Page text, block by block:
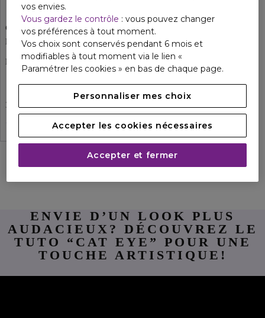
GIVENCHY
KHÔL COUTURE WATERPROOF
Eyeliner Rétractable
28,30 €
3 teintes
ENVIE D’UN LOOK PLUS
AUDACIEUX? DÉCOUVREZ LE
TUTO “CAT EYE” POUR UNE
TOUCHE ARTISTIQUE!
vos envies.
Vous gardez le contrôle : vous pouvez changer
vos préférences à tout moment.
Vos choix sont conservés pendant 6 mois et
modifiables à tout moment via le lien «
Paramétrer les cookies » en bas de chaque page.
Personnaliser mes choix
Accepter les cookies nécessaires
Accepter et fermer